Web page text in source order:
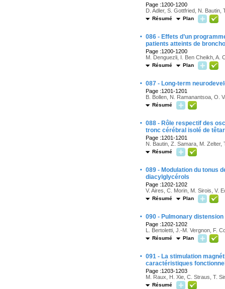
Page :1200-1200
D. Adler, S. Gottfried, N. Bautin,
Résumé Plan
· 086 - Effets d’un
patients atteints de
Page :1200-1200
M. Denguezli, I. Ben Cheikh, A.
Résumé Plan
· 087 - Long-term
Page :1201-1201
B. Bollen, N. Ramanantsoa, O.
Résumé
· 088 - Rôle respectif des
tronc cérébral isolé de
Page :1201-1201
N. Bautin, Z. Samara, M. Zelter,
Résumé
· 089 - Modulation du tonus
diacylglycérols
Page :1202-1202
V. Aires, C. Morin, M. Sirois, V.
Résumé Plan
· 090 - Pulmonary
Page :1202-1202
L. Bertoletti, J.-M. Vergnon, F.
Résumé Plan
· 091 - La stimulation
caractéristiques
Page :1203-1203
M. Raux, H. Xie, C. Straus, T.
Résumé